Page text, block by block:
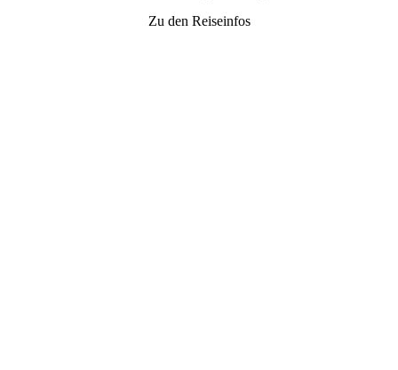
Zu den Reiseinfos